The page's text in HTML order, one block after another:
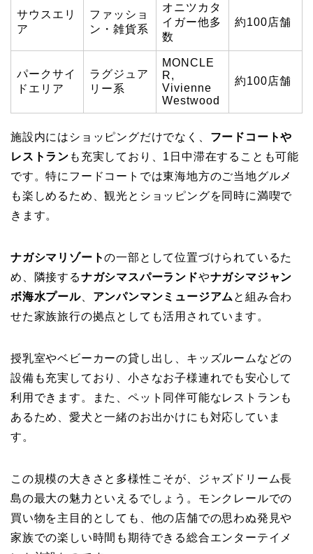
サウスエリ
ア
ファッショ
ン・雑貨系
オニツカタ
イガー他多
数
約100店舗
パークサイ
ドエリア
ラグジュア
リー系
MONCLE
R,
Vivienne
Westwood
約100店舗
施設内にはショッピングだけでなく、 フードコートや
レストラン も充実しており、1日中滞在することも可能
です。特にフードコートでは東海地方のご当地グルメ
も楽しめるため、観光とショッピングを同時に満喫で
きます。
ナガシマリゾートの一部として位置づけられているた
め、隣接するナガシマスパーランドやナガシマジャン
ボ海水プール、 アンパンマンミュージアム と組み合わ
せた家族旅行の拠点としても活用されています。
授乳室やベビーカーの貸し出し、キッズルームなどの
設備も充実しており、小さなお子様連れでも安心して
利用できます。また、ペット同伴可能なレストランも
あるため、愛犬と一緒のお出かけにも対応していま
す。
この規模の大きさと多様性こそが、ジャズドリーム長
島の最大の魅力といえるでしょう。モンクレールでの
買い物を主目的としても、他の店舗での思わぬ発見や
家族での楽しい時間も期待できる総合エンターテイメ